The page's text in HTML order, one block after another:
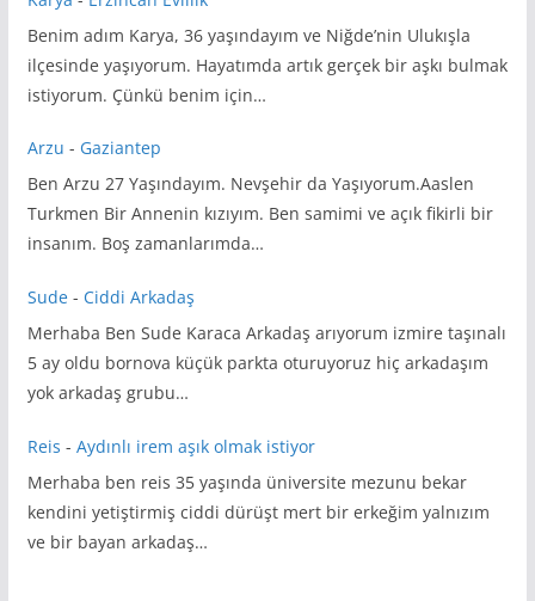
Benim adım Karya, 36 yaşındayım ve Niğde’nin Ulukışla
ilçesinde yaşıyorum. Hayatımda artık gerçek bir aşkı bulmak
istiyorum. Çünkü benim için…
Arzu - Gaziantep
Ben Arzu 27 Yaşındayım. Nevşehir da Yaşıyorum.Aaslen
Turkmen Bir Annenin kızıyım. Ben samimi ve açık fikirli bir
insanım. Boş zamanlarımda…
Sude- Ciddi Arkadaş
Merhaba Ben Sude Karaca Arkadaş arıyorum izmire taşınalı
5 ay oldu bornova küçük parkta oturuyoruz hiç arkadaşım
yok arkadaş grubu…
Reis - Aydınlı irem aşık olmak istiyor
Merhaba ben reis 35 yaşında üniversite mezunu bekar
kendini yetiştirmiş ciddi dürüşt mert bir erkeğim yalnızım
ve bir bayan arkadaş…